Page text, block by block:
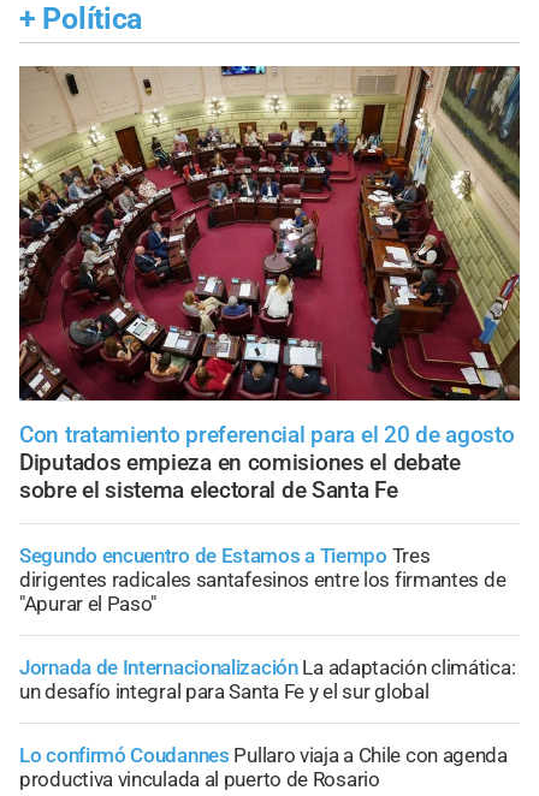
+ Política
Con tratamiento preferencial para el 20 de agosto
Diputados empieza en comisiones el debate
sobre el sistema electoral de Santa Fe
Segundo encuentro de Estamos a Tiempo Tres
dirigentes radicales santafesinos entre los firmantes de
"Apurar el Paso"
Jornada de Internacionalización La adaptación climática:
un desafío integral para Santa Fe y el sur global
Lo confirmó Coudannes Pullaro viaja a Chile con agenda
productiva vinculada al puerto de Rosario